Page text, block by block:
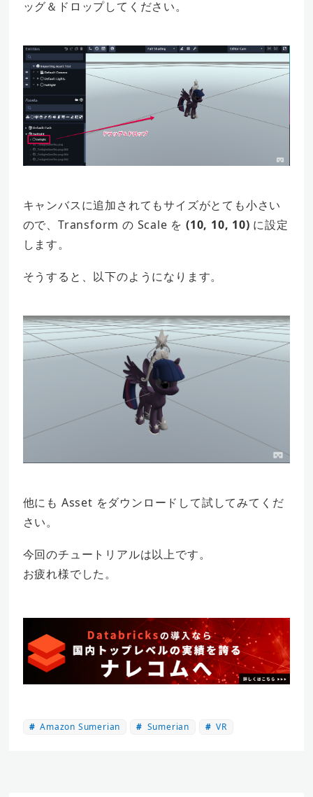
ッグ＆ドロップしてください。
キャンバスに追加されてもサイズがとても小さい
ので、Transform の Scale を (10, 10, 10) に設定
します。
そうすると、以下のようになります。
他にも Asset をダウンロードして試してみてくだ
さい。
今回のチュートリアルは以上です。
お疲れ様でした。
Amazon Sumerian Sumerian VR